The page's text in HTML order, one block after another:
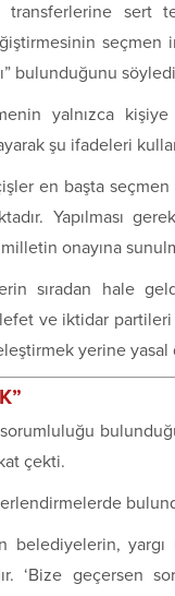
sert
bulunduğunu
yalnızca
şu ifadeleri
en başta
Yapılması
onayına
sıradan hale
ve iktidar partileri
yerine
çekti.
yargı
‘Bize geçersen